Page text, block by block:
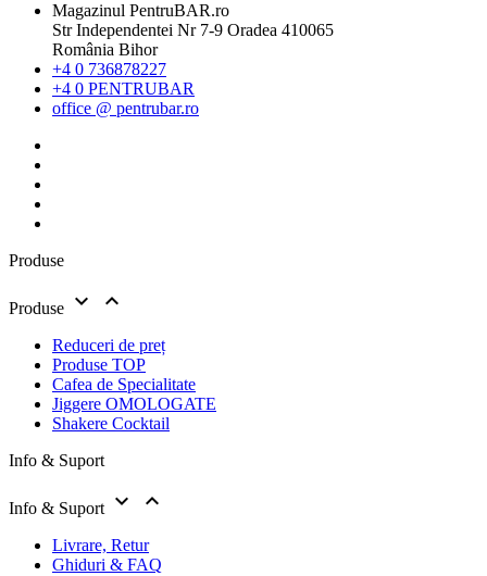
Magazinul PentruBAR.ro
Str Independentei Nr 7-9 Oradea 410065
România Bihor
+4 0 736878227
+4 0 PENTRUBAR
office @ pentrubar.ro
Produse
Produse  
Reduceri de preț
Produse TOP
Cafea de Specialitate
Jiggere OMOLOGATE
Shakere Cocktail
Info & Suport
Info & Suport  
Livrare, Retur
Ghiduri & FAQ